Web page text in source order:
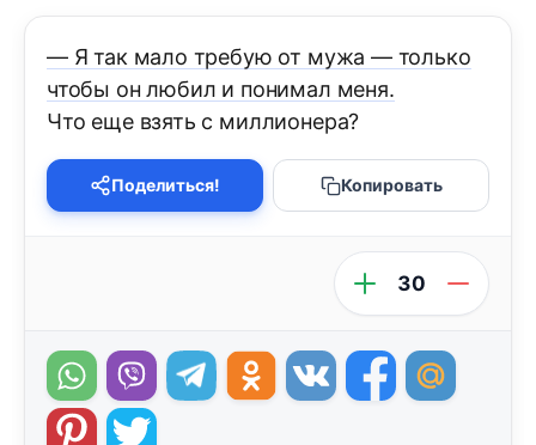
— Я так мало требую от мужа — только
чтобы он любил и понимал меня.
Что еще взять с миллионера?
Поделиться! Копировать
30